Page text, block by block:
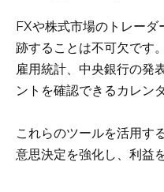
FXや株式市場のトレーダ
跡することは不可欠です
雇用統計、中央銀行の発
ントを確認できるカレン
これらのツールを活用す
意思決定を強化し、利益